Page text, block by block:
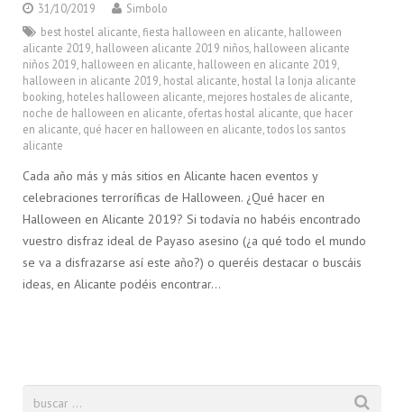
31/10/2019
Simbolo
best hostel alicante fiesta halloween en alicante halloween
alicante 2019 halloween alicante 2019 niños halloween alicante
niños 2019 halloween en alicante halloween en alicante 2019
halloween in alicante 2019 hostal alicante hostal la lonja alicante
booking hoteles halloween alicante mejores hostales de alicante
noche de halloween en alicante ofertas hostal alicante que hacer
en alicante qué hacer en halloween en alicante todos los santos
alicante
Cada año más y más sitios en Alicante hacen eventos y
celebraciones terroríficas de Halloween. ¿Qué hacer en
Halloween en Alicante 2019? Si todavía no habéis encontrado
vuestro disfraz ideal de Payaso asesino (¿a qué todo el mundo
se va a disfrazarse así este año?) o queréis destacar o buscáis
ideas, en Alicante podéis encontrar…